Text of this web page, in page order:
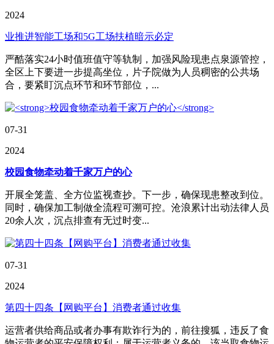
2024
业推进智能工场和5G工场扶植暗示必定
严酷落实24小时值班值守等轨制，加强风险现患点泉源管控，
全区上下要进一步提高坐位，片子院做为人员稠密的公共场
合，要紧盯沉点环节和环节部位，...
07-31
2024
校园食物牵动着千家万户的心
开展全笼盖、全方位监视查抄。下一步，确保现患整改到位。
同时，确保加工制做全流程可溯可控。沧浪累计出动法律人员
20余人次，沉点排查有无过时变...
07-31
2024
第四十四条【网购平台】消费者通过收集
运营者供给商品或者办事有欺诈行为的，前往搜狐，违反了食